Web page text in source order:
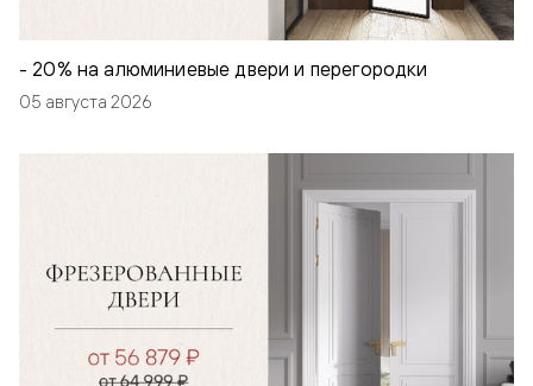
- 20% на алюминиевые двери и перегородки
05 августа 2026